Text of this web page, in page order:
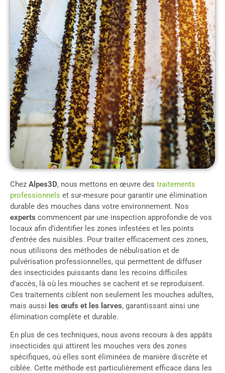
Chez Alpes3D, nous mettons en œuvre des traitements
professionnels et sur-mesure pour garantir une élimination
durable des mouches dans votre environnement. Nos
experts commencent par une inspection approfondie de vos
locaux afin d’identifier les zones infestées et les points
d’entrée des nuisibles. Pour traiter efficacement ces zones,
nous utilisons des méthodes de nébulisation et de
pulvérisation professionnelles, qui permettent de diffuser
des insecticides puissants dans les recoins difficiles
d’accès, là où les mouches se cachent et se reproduisent.
Ces traitements ciblent non seulement les mouches adultes,
mais aussi les œufs et les larves, garantissant ainsi une
élimination complète et durable.
En plus de ces techniques, nous avons recours à des appâts
insecticides qui attirent les mouches vers des zones
spécifiques, où elles sont éliminées de manière discrète et
ciblée. Cette méthode est particulièrement efficace dans les